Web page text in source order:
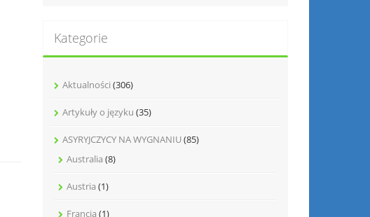
Kategorie
Aktualności (306)
Artykuły o języku (35)
ASYRYJCZYCY NA WYGNANIU(85)
Australia (8)
Austria (1)
Francja (1)